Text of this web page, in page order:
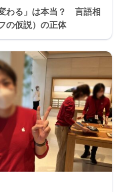
わる」は本当？ 言語相
の仮説）の正体